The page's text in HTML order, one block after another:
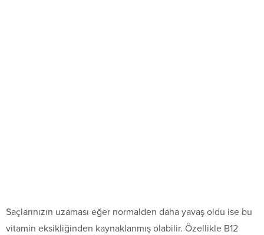
Saçlarınızın uzaması eğer normalden daha yavaş oldu ise bu
vitamin eksikliğinden kaynaklanmış olabilir. Özellikle B12